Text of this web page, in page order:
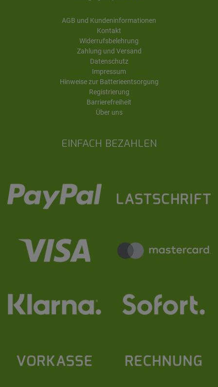
EINFACH BEZAHLEN
AGB und Kundeninformationen
Kontakt
Widerrufsbelehrung
Zahlung und Versand
Datenschutz
Impressum
Hinweise zur Batterieentsorgung
Registrierung
Barrierefreiheit
Über uns